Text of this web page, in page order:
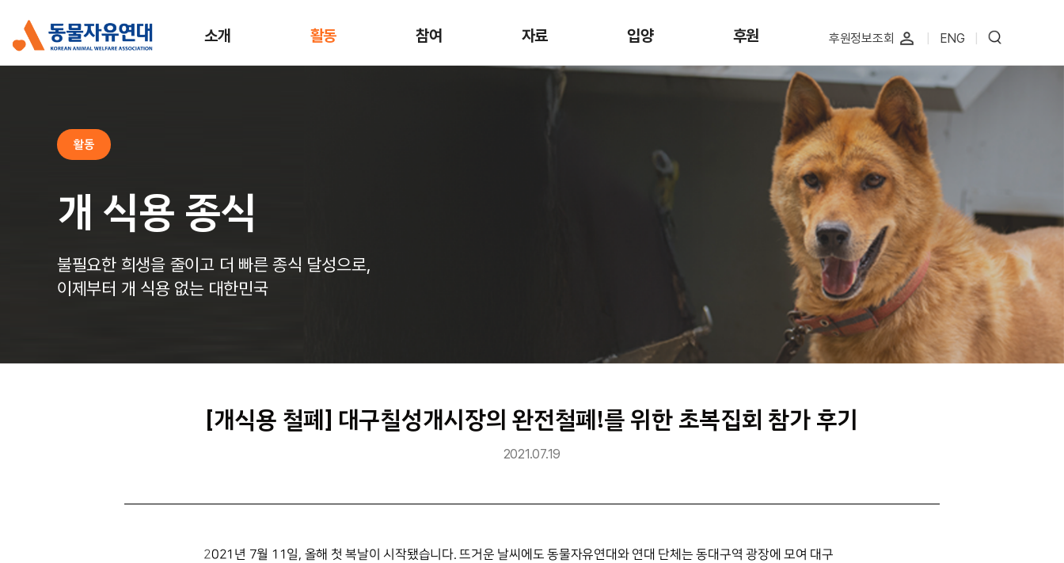
소개 활동 참여 자료 입양 후원 후원정보조회 perm_identity ENG
활동
개 식용 종식
불필요한 희생을 줄이고 더 빠른 종식 달성으로,
이제부터 개 식용 없는 대한민국
[개식용 철폐] 대구칠성개시장의 완전철폐!를 위한 초복집회 참가 후기
2021.07.19
2021년 7월 11일, 올해 첫 복날이 시작됐습니다. 뜨거운 날씨에도 동물자유연대와 연대 단체는 동대구역 광장에 모여 대구